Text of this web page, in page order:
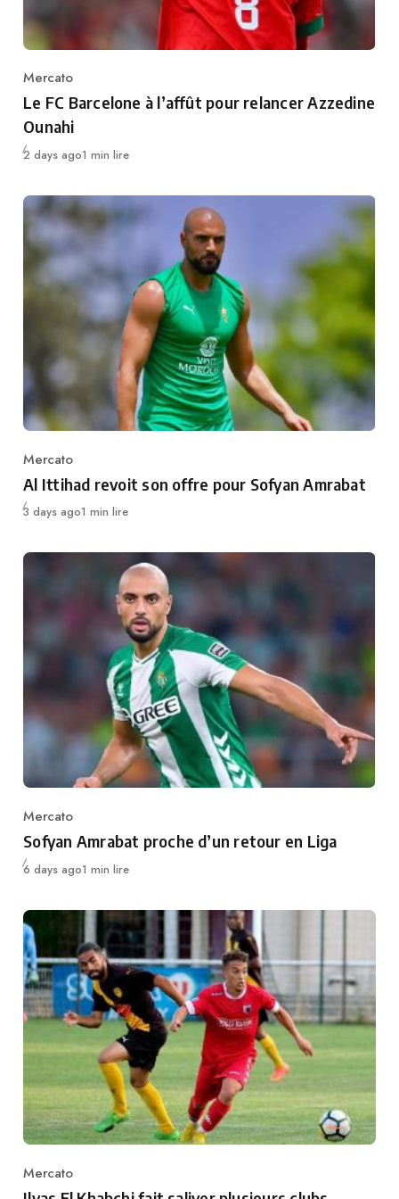
Category
Mercato
Le FC Barcelone à l’affût pour relancer Azzedine
Ounahi
Publié
2 days ago1 min lire
Category
Mercato
Al Ittihad revoit son offre pour Sofyan Amrabat
Publié
3 days ago1 min lire
Category
Mercato
Sofyan Amrabat proche d’un retour en Liga
Publié
6 days ago1 min lire
Category
Mercato